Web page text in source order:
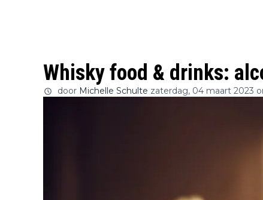
Whisky food & drinks:
door Michelle Schulte zaterdag, 04 maart 2023